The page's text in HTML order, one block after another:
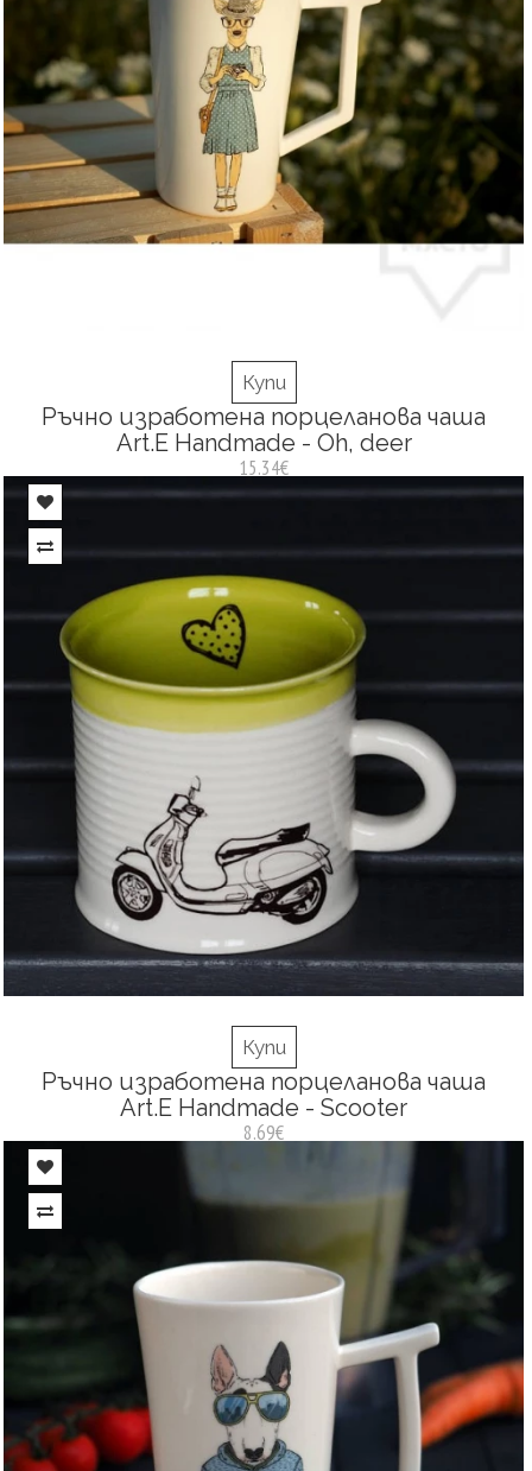
Купи
Ръчно изработена порцеланова чаша
Art.E Handmade - Oh, deer
15.34€
Купи
Ръчно изработена порцеланова чаша
Art.E Handmade - Scooter
8.69€